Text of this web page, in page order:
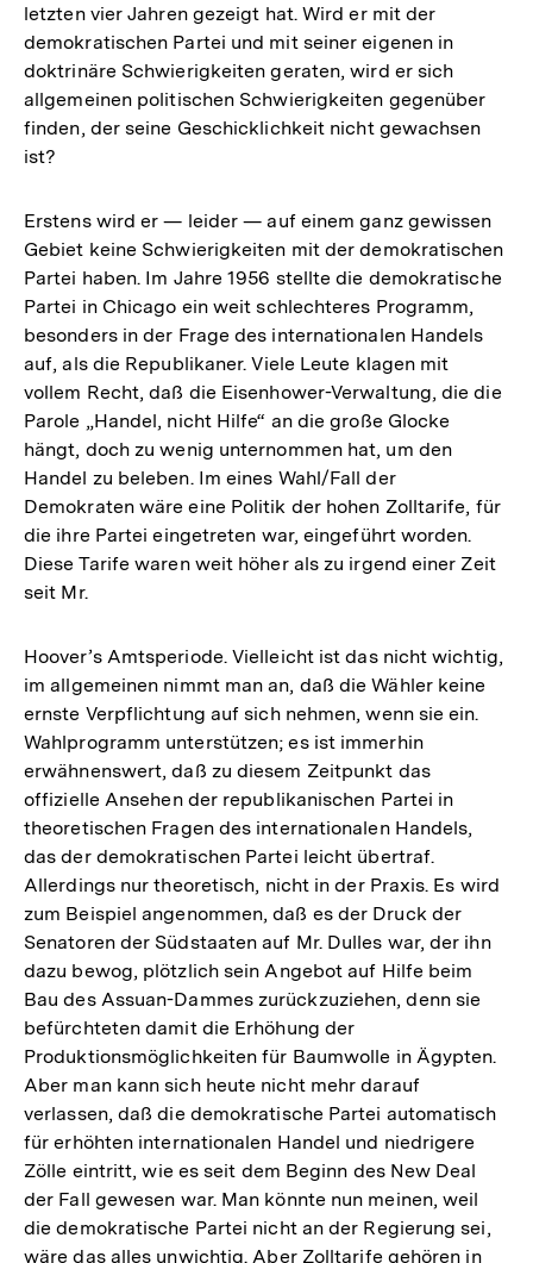
letzten vier Jahren gezeigt hat. Wird er mit der
demokratischen Partei und mit seiner eigenen in
doktrinäre Schwierigkeiten geraten, wird er sich
allgemeinen politischen Schwierigkeiten gegenüber
finden, der seine Geschicklichkeit nicht gewachsen
ist?
Erstens wird er — leider — auf einem ganz gewissen
Gebiet keine Schwierigkeiten mit der demokratischen
Partei haben. Im Jahre 1956 stellte die demokratische
Partei in Chicago ein weit schlechteres Programm,
besonders in der Frage des internationalen Handels
auf, als die Republikaner. Viele Leute klagen mit
vollem Recht, daß die Eisenhower-Verwaltung, die die
Parole „Handel, nicht Hilfe“ an die große Glocke
hängt, doch zu wenig unternommen hat, um den
Handel zu beleben. Im eines Wahl/Fall der
Demokraten wäre eine Politik der hohen Zolltarife, für
die ihre Partei eingetreten war, eingeführt worden.
Diese Tarife waren weit höher als zu irgend einer Zeit
seit Mr.
Hoover’s Amtsperiode. Vielleicht ist das nicht wichtig,
im allgemeinen nimmt man an, daß die Wähler keine
ernste Verpflichtung auf sich nehmen, wenn sie ein.
Wahlprogramm unterstützen; es ist immerhin
erwähnenswert, daß zu diesem Zeitpunkt das
offizielle Ansehen der republikanischen Partei in
theoretischen Fragen des internationalen Handels,
das der demokratischen Partei leicht übertraf.
Allerdings nur theoretisch, nicht in der Praxis. Es wird
zum Beispiel angenommen, daß es der Druck der
Senatoren der Südstaaten auf Mr. Dulles war, der ihn
dazu bewog, plötzlich sein Angebot auf Hilfe beim
Bau des Assuan-Dammes zurückzuziehen, denn sie
befürchteten damit die Erhöhung der
Produktionsmöglichkeiten für Baumwolle in Ägypten.
Aber man kann sich heute nicht mehr darauf
verlassen, daß die demokratische Partei automatisch
für erhöhten internationalen Handel und niedrigere
Zölle eintritt, wie es seit dem Beginn des New Deal
der Fall gewesen war. Man könnte nun meinen, weil
die demokratische Partei nicht an der Regierung sei,
wäre das alles unwichtig. Aber Zolltarife gehören in
Zum